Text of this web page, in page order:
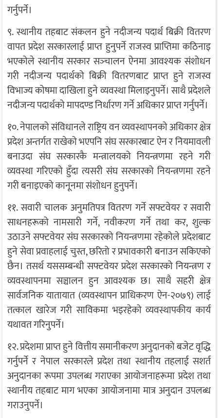
गर्नुपर्ने।
९. स्थानीय तहबाट संकलन हुने नदीजन्य पदार्थ बिक्री वितरण
वापत प्रदेश सरकारलाई प्राप्त हुनुपर्ने राजस्व प्राप्तिमा कठिनाइ
भएकोले स्थानीय सरकार सञ्‍चालन ऐनमा आवश्यक संशोधन
गरी नदीजन्य पदार्थको बिक्री वितरणबाट प्राप्त हुने राजस्व
विभाज्य कोषमा दाखिला हुने व्यवस्था मिलाइनुपर्ने। साथै प्रदेशले
नदीजन्य पदार्थको मापदण्ड निर्धारण गर्ने अधिकार प्राप्त गर्नुपर्ने।
१०. नेपालको संविधानले राष्ट्रिय वन व्यवस्थापनको अधिकार क्षेत्र
प्रदेश अन्तर्गत राखेको भएपनि संघ सरकारबाट ऐन र नियमावली
बनाउदा संघ सरकारकै मन्त्रालयको नियन्त्रणमा रहने गरी
व्यवस्था गरिएको हुँदा त्यसरी संघ सरकारको नियन्त्रणमा रहने
गरी बनाइएको कानूनमा संशोधन हुनुपर्ने।
११. सवारी चालक अनुमतिपत्र वितरण गर्ने सफ्टवेयर र सवारी
साधनहरूको नामसारी गर्ने, नवीकरण गर्ने तथा कर, शुल्क
उठाउने सफ्टवेयर संघ सरकारको नियन्त्रणमा रहेकोले प्रदेशबाट
हुने सेवा प्रवाहलाई चुस्त, छरितो र प्रभावकारी बनाउन सकिएको
छैन। तसर्थ यससम्बन्धी सफ्टवेयर प्रदेश सरकारको नियन्त्रण र
व्यवस्थापनमा सञ्चालन हुन आवश्यक छ। साथै सहरी क्षेत्र
सार्वजनिक यातायात (व्यवस्थापन प्राधिकरण ऐन-२०७९) लाई
तत्काल खारेज गरी साविकमा भइरहेको व्यवस्थापकीय कार्य
यथावत गरिनुपर्ने।
१२. प्रदेशमा प्राप्त हुने वित्तीय समानीकरण अनुदानको बजेट वृद्धि
गर्नुपर्ने र नेपाल सरकारले प्रदेश तथा स्थानीय तहलाई सशर्त
अनुदानका रूपमा उपलब्ध गराएका आयोजनाहरूमा प्रदेश तथा
स्थानीय तहबाट माग भएका आयोजनामा मात्र अनुदान उपलब्ध
गराउनुपर्ने।